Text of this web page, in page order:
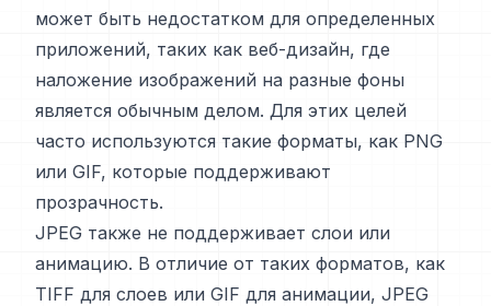
может быть недостатком для определенных
приложений, таких как веб-дизайн, где
наложение изображений на разные фоны
является обычным делом. Для этих целей
часто используются такие форматы, как PNG
или GIF, которые поддерживают
прозрачность.
JPEG также не поддерживает слои или
анимацию. В отличие от таких форматов, как
TIFF для слоев или GIF для анимации, JPEG